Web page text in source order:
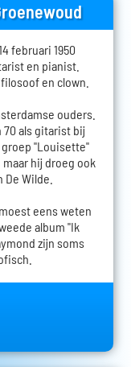
februari 1950
en pianist.
en clown.
ouders.
als gitarist bij
groep "Louisette"
hij droeg ook
Wilde.
eens weten
album "Ik
zijn soms